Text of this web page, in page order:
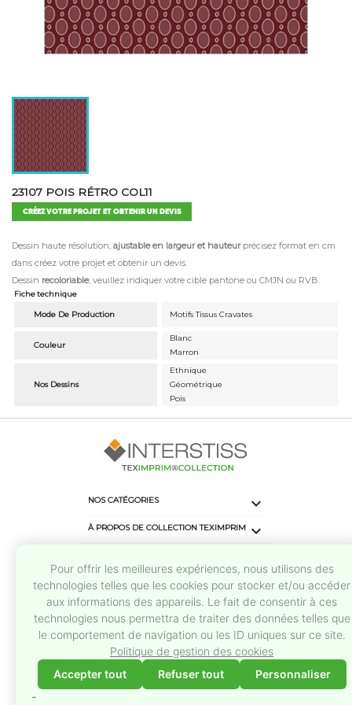
23107 POIS RÉTRO COL11
CRÉEZ VOTRE PROJET ET OBTENIR UN DEVIS
Dessin haute résolution, ajustable en largeur et hauteurprécisez format en cm
dans créez votre projet et obtenir un devis.
Dessin recoloriable, veuillez indiquer votre cible pantone ou CMJN ou RVB.
Fiche technique
Mode De Production Motifs Tissus Cravates
Couleur
Blanc
Marron
Nos Dessins
Ethnique
Géométrique
Pois
Pour offrir les meilleures expériences, nous utilisons des
technologies telles que les cookies pour stocker et/ou accéder
aux informations des appareils. Le fait de consentir à ces
technologies nous permettra de traiter des données telles que
le comportement de navigation ou les ID uniques sur ce site.
Politique de gestion des cookies
Accepter tout
Refuser tout Personnaliser
NOS CATÉGORIES 
À PROPOS DE COLLECTION TEXIMPRIM 
SUIVEZ-NOUS keyboard_arrow_down